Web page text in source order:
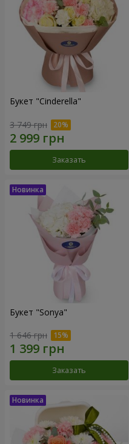
Букет "Cinderella"
3 749 грн
Заказать
Букет "Sonya"
1 646 грн
Заказать